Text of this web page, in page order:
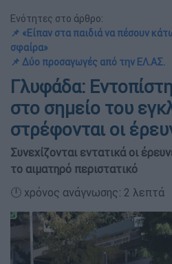
Ενότητες στο άρθρο:
📌 «Είπαν στα παιδιά να πέσουν
σφαίρα»
📌 Δύο προσαγωγές από την ΕΛ.ΑΣ.
Γλυφάδα:
στο σημείο του
στρέφονται οι
Συνεχίζονται εντατικά οι
το αιματηρό περιστατικό
🕛 χρόνος ανάγνωσης: 2 λεπτά